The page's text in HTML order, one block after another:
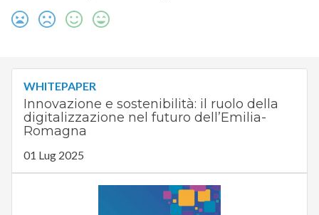
WHITEPAPER
Innovazione e sostenibilità: il ruolo della
digitalizzazione nel futuro dell’Emilia-
Romagna
01 Lug 2025